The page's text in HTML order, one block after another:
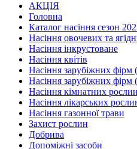
АКЦІЯ
Головна
Каталог насіння сезон
Насіння овочевих та
Насіння інкрустоване
Насіння квітів
Насіння зарубіжних фірм
Насіння зарубіжних фірм
Насіння кімнатних рослин
Насіння лікарських
Насіння газонної трави
Захист рослин
Добрива
Допоміжні засоби